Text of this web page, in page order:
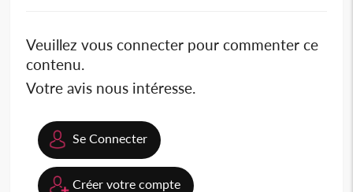
Veuillez vous connecter pour commenter ce
contenu.
Votre avis nous intéresse.
Se Connecter
Créer votre compte